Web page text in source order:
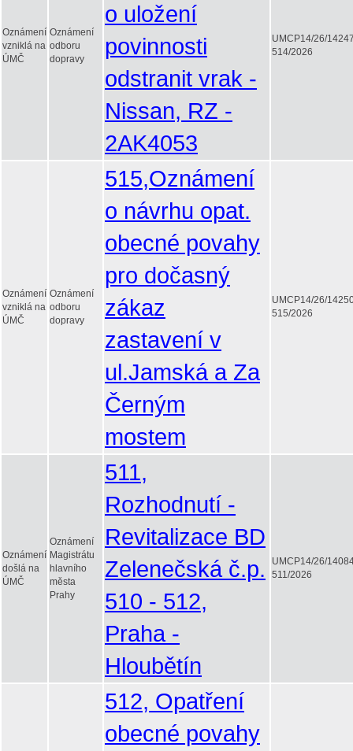
Oznámení
vzniklá na
ÚMČ
Oznámení
odboru
dopravy
o uložení
povinnosti
odstranit vrak -
Nissan, RZ -
2AK4053
UMCP14/26/
514/2026
Oznámení
vzniklá na
ÚMČ
Oznámení
odboru
dopravy
515,Oznámení
o návrhu opat.
obecné povahy
pro dočasný
zákaz
zastavení v
ul.Jamská a Za
Černým
mostem
UMCP14/26/
515/2026
Oznámení
došlá na
ÚMČ
Oznámení
Magistrátu
hlavního
města
Prahy
511,
Rozhodnutí -
Revitalizace BD
Zelenečská č.p.
510 - 512,
Praha -
Hloubětín
UMCP14/26/
511/2026
512, Opatření
obecné povahy